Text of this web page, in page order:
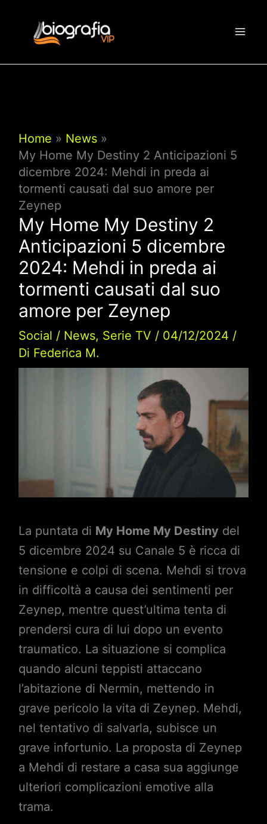
contenuto
Home
News
My Home My Destiny 2 Anticipazioni 5
dicembre 2024: Mehdi in preda ai
tormenti causati dal suo amore per
Zeynep
My Home My Destiny 2
Anticipazioni 5 dicembre
2024: Mehdi in preda ai
tormenti causati dal suo
amore per Zeynep
Social / News, Serie TV / 04/12/2024 /
Di Federica M.
La puntata di My Home My Destinydel
5 dicembre 2024 su Canale 5 è ricca di
tensione e colpi di scena. Mehdi si trova
in difficoltà a causa dei sentimenti per
Zeynep, mentre quest’ultima tenta di
prendersi cura di lui dopo un evento
traumatico. La situazione si complica
quando alcuni teppisti attaccano
l’abitazione di Nermin, mettendo in
grave pericolo la vita di Zeynep. Mehdi,
nel tentativo di salvarla, subisce un
grave infortunio. La proposta di Zeynep
a Mehdi di restare a casa sua aggiunge
ulteriori complicazioni emotive alla
trama.